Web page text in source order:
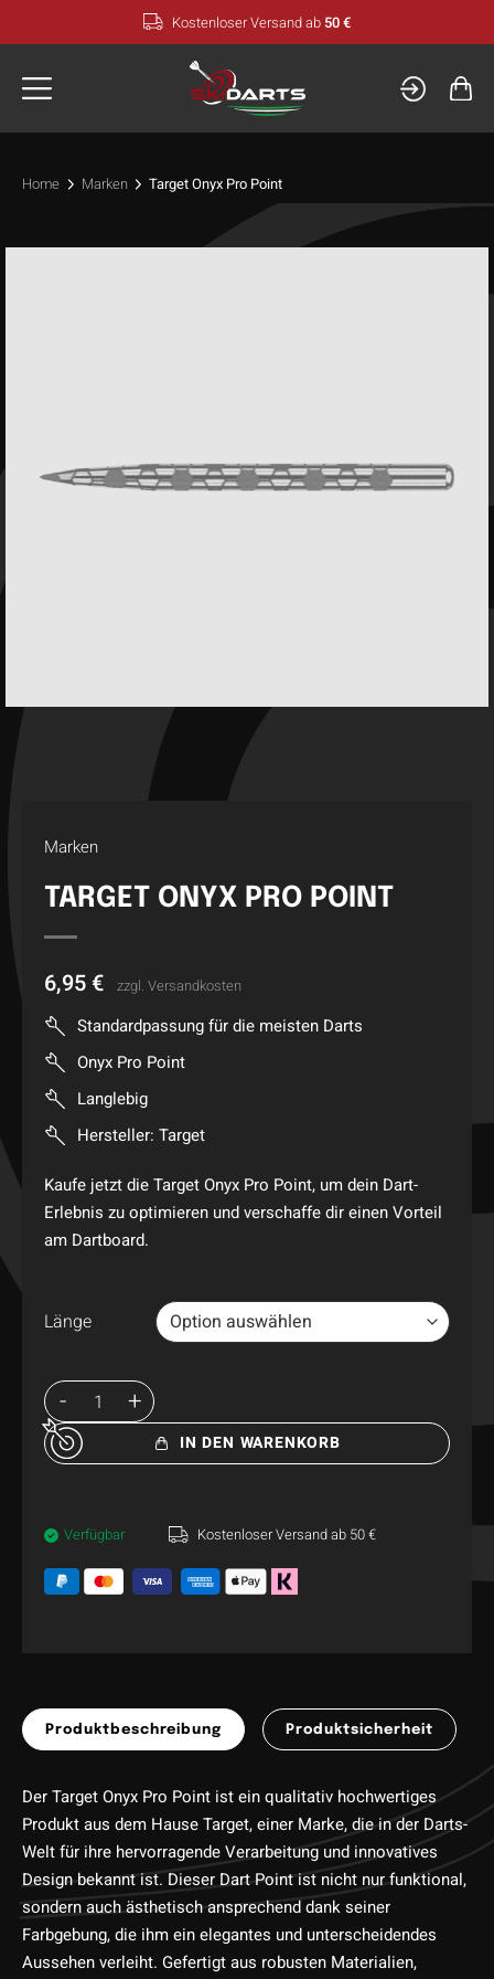
Inhalt
Kostenloser Versand ab 50 €
Home Marken Target Onyx Pro Point
Marken
TARGET ONYX PRO POINT
6,95 € zzgl. Versandkosten
Standardpassung für die meisten Darts
Onyx Pro Point
Langlebig
Hersteller: Target
Kaufe jetzt die Target Onyx Pro Point, um dein Dart-
Erlebnis zu optimieren und verschaffe dir einen Vorteil
am Dartboard.
Länge
IN DEN WARENKORB
Verfügbar Kostenloser Versand ab 50 €
Produktbeschreibung Produktsicherheit
Der Target Onyx Pro Point ist ein qualitativ hochwertiges
Produkt aus dem Hause Target, einer Marke, die in der Darts-
Welt für ihre hervorragende Verarbeitung und innovatives
Design bekannt ist. Dieser Dart Point ist nicht nur funktional,
sondern auch ästhetisch ansprechend dank seiner
Farbgebung, die ihm ein elegantes und unterscheidendes
Aussehen verleiht. Gefertigt aus robusten Materialien,